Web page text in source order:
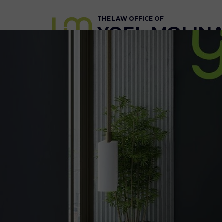
THE LAW OFFICE OF
YOEL
Services